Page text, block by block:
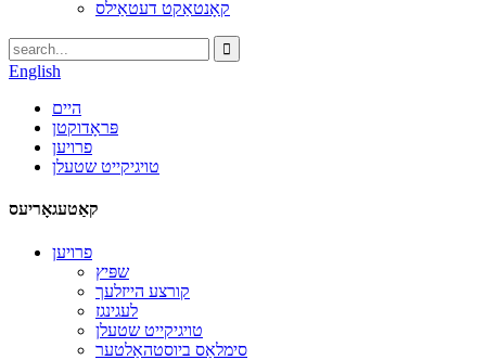
קאָנטאַקט דעטאַילס
English
היים
פּראָדוקטן
פרויען
טויגיקייט שטעלן
קאַטעגאָריעס
פרויען
שפּיץ
קורצע הייזלעך
לעגינגז
טויגיקייט שטעלן
סימלאַס ביוסטהאַלטער